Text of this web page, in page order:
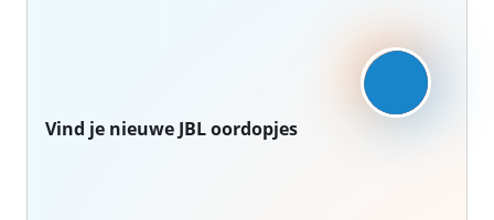
Vind je nieuwe JBL oordopjes